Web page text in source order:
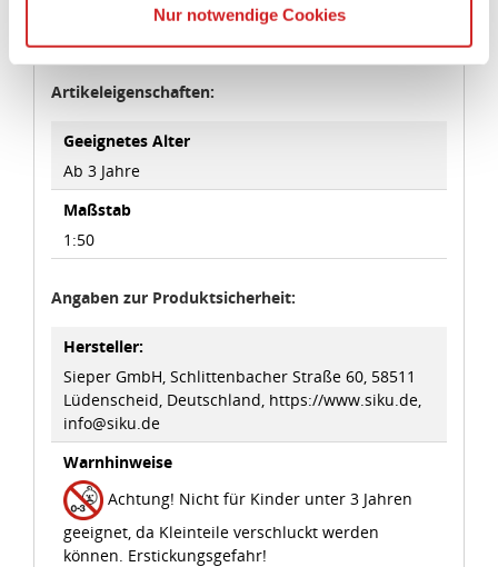
Die USA ist ein Drittland, dass nicht von einem
Kommission erfasst wird, und daher kein angemessenes
Schutzniveau für personenbezogene Daten bietet. Durch
die Verwendung von Standarddatenschutzklauseln in
Verbindung mit zusätzlichen Maßnahmen zur Sicherung
eines angemessenen Schutzniveaus, garantieren wir,
dass die Datenschutzvorgaben der EU auch bei der
Verarbeitung von Daten in den USA eingehalten werden.
Sie können die Cookie-Einwilligung jederzeit links unten
idee+spiel Betriebs-GmbH
DatenschutzbestimmungenundImpressum
Nur notwendige Cookies
mächtigen Haube, die sich öffnen lässt, arbeitet ein
starker und sparsamer Dieselmotor.
Artikeleigenschaften:
Geeignetes Alter
Ab 3 Jahre
Maßstab
1:50
Angaben zur Produktsicherheit:
Hersteller:
Sieper GmbH, Schlittenbacher Straße 60, 58511
Lüdenscheid, Deutschland, https://www.siku.de,
info@siku.de
Warnhinweise
Achtung! Nicht für Kinder unter 3 Jahren
geeignet, da Kleinteile verschluckt werden
können. Erstickungsgefahr!